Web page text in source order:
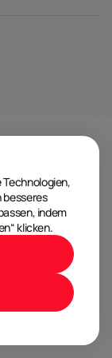
besseres
indem
klicken.